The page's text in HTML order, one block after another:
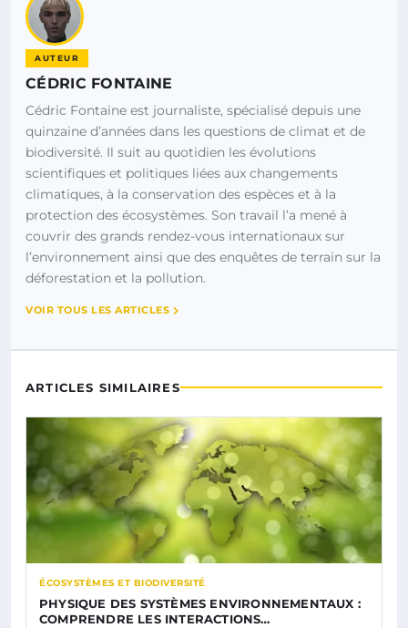
AUTEUR
CÉDRIC FONTAINE
Cédric Fontaine est journaliste, spécialisé depuis une
quinzaine d’années dans les questions de climat et de
biodiversité. Il suit au quotidien les évolutions
scientifiques et politiques liées aux changements
climatiques, à la conservation des espèces et à la
protection des écosystèmes. Son travail l’a mené à
couvrir des grands rendez-vous internationaux sur
l’environnement ainsi que des enquêtes de terrain sur la
déforestation et la pollution.
VOIR TOUS LES ARTICLES
ARTICLES SIMILAIRES
ÉCOSYSTÈMES ET BIODIVERSITÉ
PHYSIQUE DES SYSTÈMES ENVIRONNEMENTAUX :
COMPRENDRE LES INTERACTIONS…